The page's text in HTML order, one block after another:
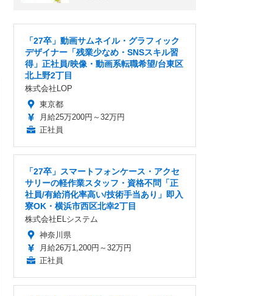
「27卒」動画サムネイル・グラフィック
デザイナー「残業少なめ・SNSスキル習
得」正社員/映像・動画系転職希望/台東区
北上野2丁目
株式会社LOP
東京都
月給25万200円～32万円
正社員
「27卒」スマートフォンケース・アクセ
サリーの軽作業スタッフ・資格不問「正
社員/有給消化率高い/技術手当あり」即入
寮OK・横浜市西区北幸2丁目
株式会社ELシステム
神奈川県
月給26万1,200円～32万円
正社員